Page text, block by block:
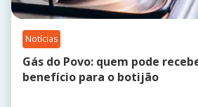
Notícias
Gás do Povo: quem pode
benefício para o botijão